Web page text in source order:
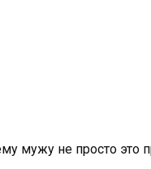
не просто это